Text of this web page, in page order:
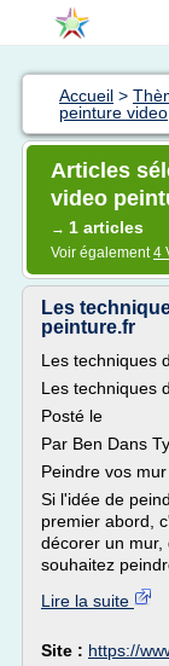
Accueil >
peinture video
Articles
video
→ 1 articles
Voir également4
Les
peinture.fr
Les techniques
Les techniques
Posté le
Par Ben Dans
Peindre vos
Si l'idée de
premier abord,
décorer un mur,
souhaitez
Lire la suite
Site : https://